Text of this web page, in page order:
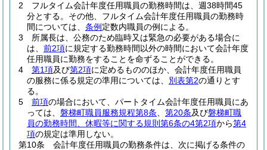
2
フルタイム会計年度任用職員の勤務時間は、週38時間45
分とする。 その他、フルタイム会計年度任用職員の勤務時
間については、 条例 定数内職員の例による。
3
所属長は、公務のため臨時又は緊急の必要がある場合に
は、 前2項に規定する勤務時間以外の時間において会計年度
任用職員に勤務をすることを命ずることができる。
4
第1項及び第2項に定めるもののほか、会計年度任用職員
の服務に係る規定の準用については、 別表第2の通りとす
る。
5
前項の場合において、パートタイム会計年度任用職員にあ
っては、 磐梯町職員服務規程第8条 第20条及び磐梯町職
員の勤務時間、休暇等に関する規則第6条の4第2項から第4
項の規定は準用しない。
第10条
会計年度任用職員の勤務条件は、次に掲げる条件の